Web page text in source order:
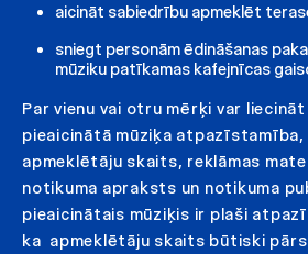
aicināt sabiedrību apmeklēt
sniegt personām ēdināšanas
mūziku patīkamas kafejnīcas
Par vienu vai otru mērķi var
pieaicinātā mūziķa atpazīstamība,
apmeklētāju skaits, reklāmas
notikuma apraksts un notikuma
pieaicinātais mūziķis ir plaši
ka apmeklētāju skaits būtiski